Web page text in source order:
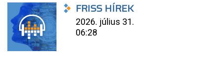
FRISS HÍREK
2026. július 31.
06:28